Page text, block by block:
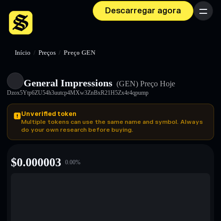
Descarregar agora Menu
Início / Preços / Preço GEN
General Impressions (GEN) Preço Hoje
Dzox5Ytp6ZU54h3uutcp4MXw3ZnBxR21H5Zx4r4qpump
Unverified token
Multiple tokens can use the same name and symbol. Always
do your own research before buying.
$0.000003 0.00%